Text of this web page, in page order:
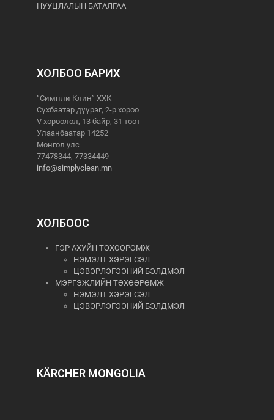
НУУЦЛАЛЫН БАТАЛГАА
ХОЛБОО БАРИХ
“Симпли Клин” ХХК
Сүхбаатар дүүрэг, 2-р хороо
V хороолол, 13 байр, 31 тоот
Улаанбаатар 14252
Монгол улс
77478344, 77334449
info@simplyclean.mn
ХОЛБООС
ГЭР АХУЙН ТӨХӨӨРӨМЖ
НЭМЭЛТ ХЭРЭГСЭЛ
ЦЭВЭРЛЭГЭЭНИЙ БЭЛДМЭЛ
МЭРГЭЖЛИЙН ТӨХӨӨРӨМЖ
НЭМЭЛТ ХЭРЭГСЭЛ
ЦЭВЭРЛЭГЭЭНИЙ БЭЛДМЭЛ
KÄRCHER MONGOLIA